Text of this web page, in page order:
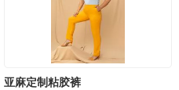
亚麻定制粘胶裤